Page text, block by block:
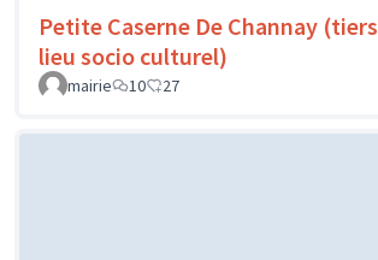
Petite Caserne De Channay (tiers
lieu socio culturel)
mairie
10 27